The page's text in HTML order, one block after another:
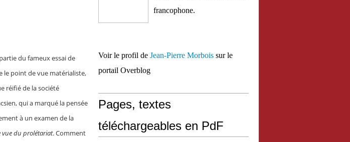
du fameux essai de
le point de vue matérialiste,
réifié de la société
qui a marqué la pensée
à un examen de la
vue du prolétariat. Comment
francophone.
Voir le profil de Jean-Pierre Morbois sur le
portail Overblog
Pages, textes
téléchargeables en PdF